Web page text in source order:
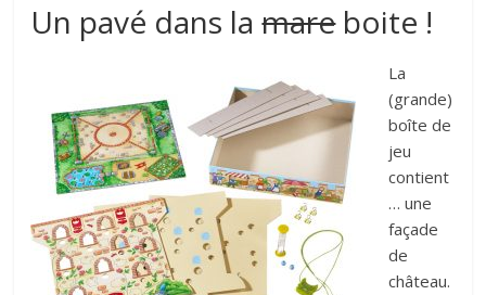
Un pavé dans lamareboite !
La
(grande)
boîte de
jeu
contient
… une
façade
de
château.